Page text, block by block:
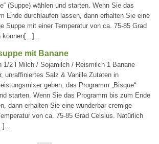
(Suppe) wählen und starten. Wenn Sie das
Ende durchlaufen lassen, dann erhalten Sie eine
Suppe mit einer Temperatur von ca. 75-85 Grad
können[...]...
mit Banane
1/2 l Milch / Sojamilch / Reismilch 1 Banane
unraffiniertes Salz & Vanille Zutaten in
geben, das Programm „Bisque“
starten. Wenn Sie das Programm bis zum Ende
dann erhalten Sie eine wunderbar cremige
von ca. 75-85 Grad Celsius. Natürlich